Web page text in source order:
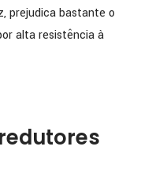
prejudica bastante o
alta resistência à